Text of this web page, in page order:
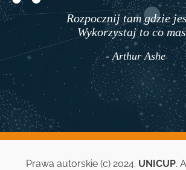
Rozpocznij tam gdzie
Wykorzystaj to co
- Arthur Ashe
Prawa autorskie (c) 2024. UNICUP.